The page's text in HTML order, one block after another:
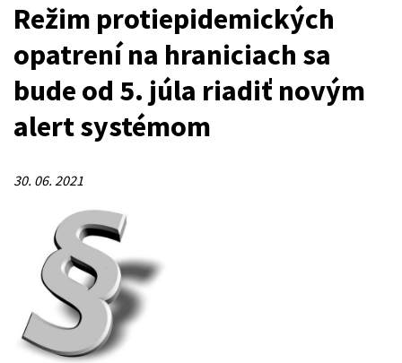
Režim protiepidemických
opatrení na hraniciach sa
bude od 5. júla riadiť novým
alert systémom
30. 06. 2021